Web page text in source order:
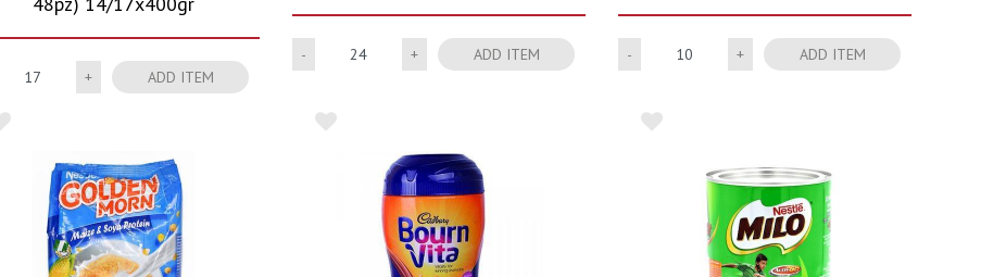
Quantity ADD ITEM
Quantity ADD ITEM Quantity ADD ITEM